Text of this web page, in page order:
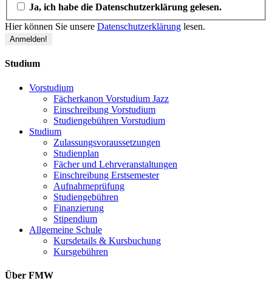
Ja, ich habe die Datenschutzerklärung gelesen.
Hier können Sie unsere Datenschutzerklärung lesen.
Studium
Vorstudium
Fächerkanon Vorstudium Jazz
Einschreibung Vorstudium
Studiengebühren Vorstudium
Studium
Zulassungsvoraussetzungen
Studienplan
Fächer und Lehrveranstaltungen
Einschreibung Erstsemester
Aufnahmeprüfung
Studiengebühren
Finanzierung
Stipendium
Allgemeine Schule
Kursdetails & Kursbuchung
Kursgebühren
Über FMW